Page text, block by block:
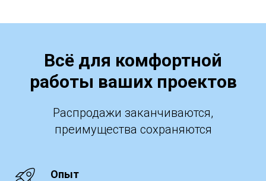
Всё для комфортной
работы ваших проектов
Распродажи заканчиваются,
преимущества сохраняются
Опыт